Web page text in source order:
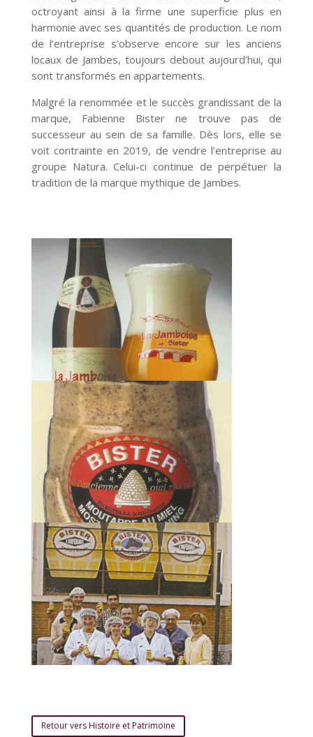
octroyant ainsi à la firme une superficie plus en
harmonie avec ses quantités de production. Le nom
de l’entreprise s’observe encore sur les anciens
locaux de Jambes, toujours debout aujourd’hui, qui
sont transformés en appartements.
Malgré la renommée et le succès grandissant de la
marque, Fabienne Bister ne trouve pas de
successeur au sein de sa famille. Dès lors, elle se
voit contrainte en 2019, de vendre l’entreprise au
groupe Natura. Celui-ci continue de perpétuer la
tradition de la marque mythique de Jambes.
Retour vers Histoire et Patrimoine